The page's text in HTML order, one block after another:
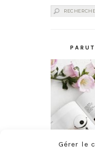
Gérer le
Rechercher :